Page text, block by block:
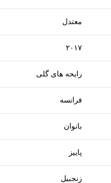
معتدل
۲۰۱۷
رایحه های گلی
فرانسه
بانوان
پاییز
زنجبیل